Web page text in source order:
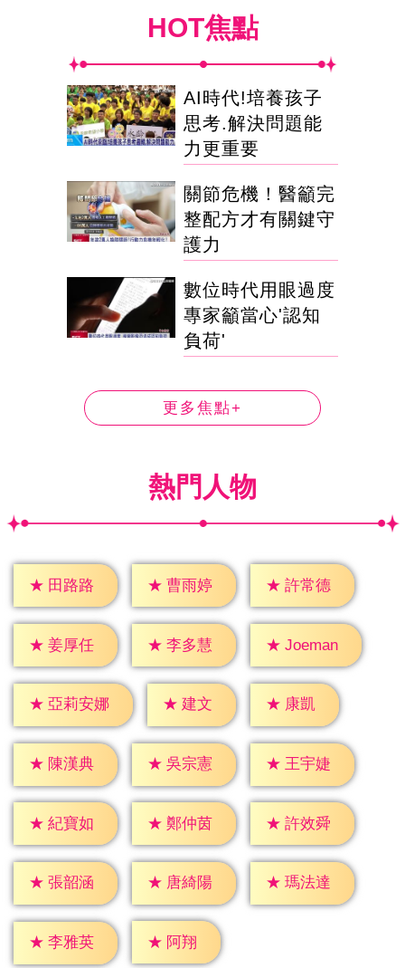
HOT焦點
AI時代!培養孩子
思考.解決問題能
力更重要
關節危機！醫籲完
整配方才有關鍵守
護力
數位時代用眼過度
專家籲當心'認知
負荷'
更多焦點+
熱門人物
★ 田路路 ★ 曹雨婷 ★ 許常德
★ 姜厚任 ★ 李多慧 ★ Joeman
★ 亞莉安娜 ★ 建文 ★ 康凱
★ 陳漢典 ★ 吳宗憲 ★ 王宇婕
★ 紀寶如 ★ 鄭仲茵 ★ 許效舜
★ 張韶涵 ★ 唐綺陽 ★ 瑪法達
★ 李雅英 ★ 阿翔